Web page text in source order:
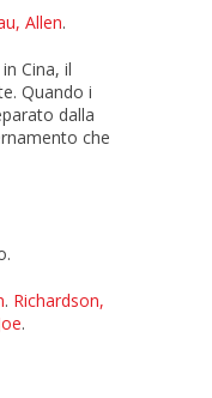
Allen.
Cina, il
Quando i
dalla
che
. Richardson,
.